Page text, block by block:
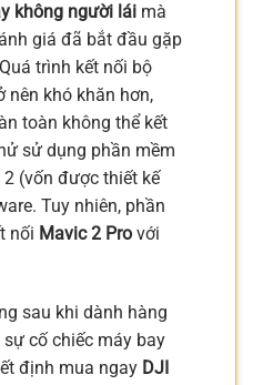
không người lái mà
giá đã bắt đầu gặp
trình kết nối bộ
nên khó khăn hơn,
toàn không thể kết
sử dụng phần mềm
(vốn được thiết kế
Tuy nhiên, phần
nối Mavic 2 Pro với
sau khi dành hàng
cố chiếc máy bay
định mua ngay DJI